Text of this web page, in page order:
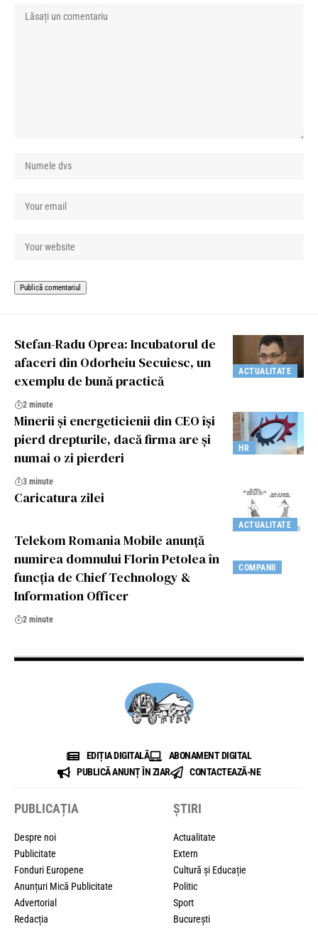
ACTUALITATE
Stefan-Radu Oprea: Incubatorul de
afaceri din Odorheiu Secuiesc, un
exemplu de bună practică
2 minute
HR
Minerii și energeticienii din CEO își
pierd drepturile, dacă firma are și
numai o zi pierderi
3 minute
ACTUALITATE
Caricatura zilei
COMPANII
Telekom Romania Mobile anunță
numirea domnului Florin Petolea în
funcția de Chief Technology &
Information Officer
2 minute
EDIȚIA DIGITALĂ
ABONAMENT DIGITAL
PUBLICĂ ANUNȚ ÎN ZIAR
CONTACTEAZĂ-NE
PUBLICAȚIA
Despre noi
Publicitate
Fonduri Europene
Anunțuri Mică Publicitate
Advertorial
Redacția
ȘTIRI
Actualitate
Extern
Cultură și Educație
Politic
Sport
București